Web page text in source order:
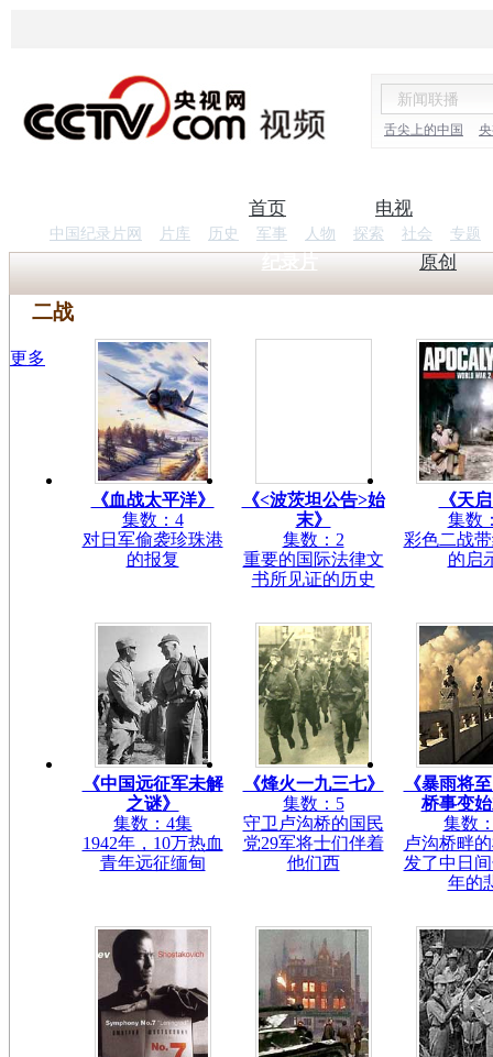
舌尖上的中国
首页 电视
纪录片
中国纪录片网 片库 历史 军事 人物 探索 社会 专题
原创
二战
更多
《血战太平洋》
集数：4
对日军偷袭珍珠港
的报复
《<波茨坦公告>始
末》
集数：2
重要的国际法律文
书所见证的历史
《天
集数
彩色二战
的启
《中国远征军未解
之谜》
集数：4集
1942年，10万热血
青年远征缅甸
《烽火一九三七》
集数：5
守卫卢沟桥的国民
党29军将士们伴着
他们西
《暴雨将
桥事变
集数
卢沟桥畔
发了中日
年的